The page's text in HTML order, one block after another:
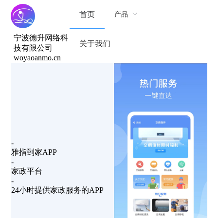
宁波德升网络科
技有限公司
woyaoanmo.cn
首页 产品
关于我们
-
雅指到家APP
-
家政平台
-
24小时提供家政服务的APP